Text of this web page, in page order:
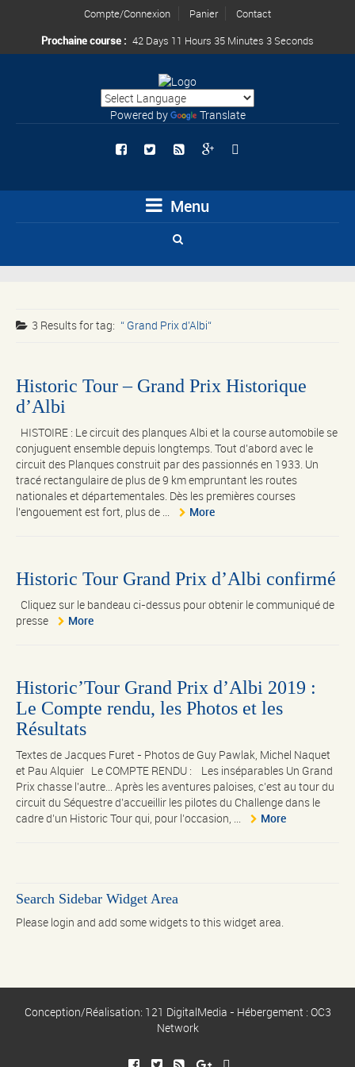
Compte/Connexion Panier
Contact
Prochaine course : 42 Days 11 Hours 35 Minutes 2 Seconds
Powered by Translate
Menu
3 Results fortag: Grand Prix d’Albi
Historic Tour – Grand Prix Historique
d’Albi
HISTOIRE : Le circuit des planques Albi et la course automobile se
conjuguent ensemble depuis longtemps. Tout d’abord avec le
circuit des Planques construit par des passionnés en 1933. Un
tracé rectangulaire de plus de 9 km empruntant les routes
nationales et départementales. Dès les premières courses
l'engouement est fort, plus de ...
More
Historic Tour Grand Prix d’Albi confirmé
Cliquez sur le bandeau ci-dessus pour obtenir le communiqué de
presse
More
Historic’Tour Grand Prix d’Albi 2019 :
Le Compte rendu, les Photos et les
Résultats
Textes de Jacques Furet - Photos de Guy Pawlak, Michel Naquet
et Pau Alquier Le COMPTE RENDU : Les inséparables Un Grand
Prix chasse l’autre… Après les aventures paloises, c’est au tour du
circuit du Séquestre d’accueillir les pilotes du Challenge dans le
cadre d’un Historic Tour qui, pour l’occasion, ...
More
Search Sidebar Widget Area
Please login and add some widgets to this widget area.
Conception/Réalisation: 121 DigitalMedia - Hébergement : OC3
Network